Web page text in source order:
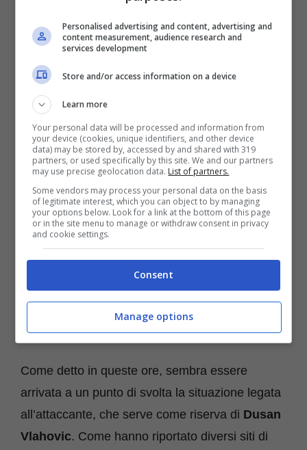
centrocampo per alzare il livello della rosa, ma il
tempo stringe e restano solo otto giorni in
questa finestra di trattative. Sembrava fatta per
l’arrivo di
Leandro Paredes dal
Paris Saint-
Germain
arenato. Il club parigino, infatti, non vorrebbe
lasciar partire l’argentino, se non a titolo
definitivo o con un obbligo di riscatto. La
Juventus, dall’altro lato, ha deciso di impostare
la sua offerta su un prestito con diritto di riscatto,
questo ha bloccato il tutto. Ora bisognerà
attendere le prossime ore per capire se ci
LEGGI ANCHE >>>
Rugani e non con Locatelli?
Come detto in queste ore, sembra essere
arrivata a un punto di svolta la situazione legata
all’attaccante, che serve come riserva di Dusan
Vlahovic. Come hanno riportato diversi siti di
Personalised advertising and content, advertising and
content measurement, audience research and
services development
Store and/or access information on a device
Learn more
Your personal data will be processed and information from
your device (cookies, unique identifiers, and other device
data) may be stored by, accessed by and shared with 319
partners, or used specifically by this site. We and our partners
may use precise geolocation data. List of partners.
Some vendors may process your personal data on the basis
of legitimate interest, which you can object to by managing
your options below. Look for a link at the bottom of this page
or in the site menu to manage or withdraw consent in privacy
and cookie settings.
Consent
Manage options